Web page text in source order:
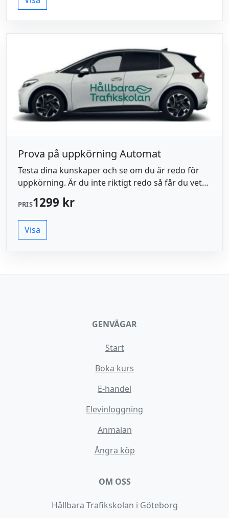
Prova på uppkörning Automat
Testa dina kunskaper och se om du är redo för
uppkörning. Är du inte riktigt redo så får du veta
vad du behöver förbättra/utveckla inför
körprovet.
PRIS1299 kr
Visa
GENVÄGAR
Start
Boka kurs
E-handel
Elevinloggning
Anmälan
Ångra köp
OM OSS
Hållbara Trafikskolan i Göteborg